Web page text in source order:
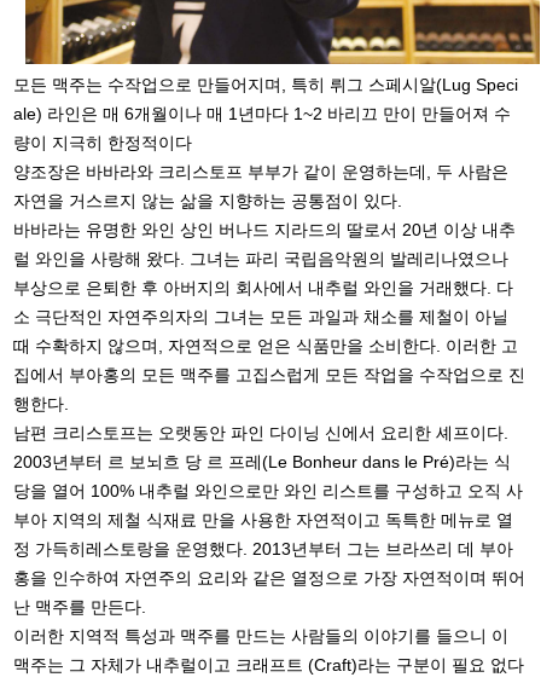
모든 맥주는 수작업으로 만들어지며, 특히 뤼그 스페시알(Lug Speci
ale) 라인은 매 6개월이나 매 1년마다 1~2 바리끄 만이 만들어져 수
량이 지극히 한정적이다
양조장은 바바라와 크리스토프 부부가 같이 운영하는데, 두 사람은
자연을 거스르지 않는 삶을 지향하는 공통점이 있다.
바바라는 유명한 와인 상인 버나드 지라드의 딸로서 20년 이상 내추
럴 와인을 사랑해 왔다. 그녀는 파리 국립음악원의 발레리나였으나
부상으로 은퇴한 후 아버지의 회사에서 내추럴 와인을 거래했다. 다
소 극단적인 자연주의자의 그녀는 모든 과일과 채소를 제철이 아닐
때 수확하지 않으며, 자연적으로 얻은 식품만을 소비한다. 이러한 고
집에서 부아홍의 모든 맥주를 고집스럽게 모든 작업을 수작업으로 진
행한다.
남편 크리스토프는 오랫동안 파인 다이닝 신에서 요리한 셰프이다.
2003년부터 르 보뇌흐 당 르 프레(Le Bonheur dans le Pré)라는 식
당을 열어 100% 내추럴 와인으로만 와인 리스트를 구성하고 오직 사
부아 지역의 제철 식재료 만을 사용한 자연적이고 독특한 메뉴로 열
정 가득히레스토랑을 운영했다. 2013년부터 그는 브라쓰리 데 부아
홍을 인수하여 자연주의 요리와 같은 열정으로 가장 자연적이며 뛰어
난 맥주를 만든다.
이러한 지역적 특성과 맥주를 만드는 사람들의 이야기를 들으니 이
맥주는 그 자체가 내추럴이고 크래프트(Craft)라는 구분이 필요 없다